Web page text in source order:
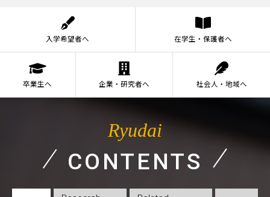
入学希望者へ 在学生・保護者へ
卒業生へ 企業・研究者へ 社会人・地域へ
Ryudai
CONTENTS